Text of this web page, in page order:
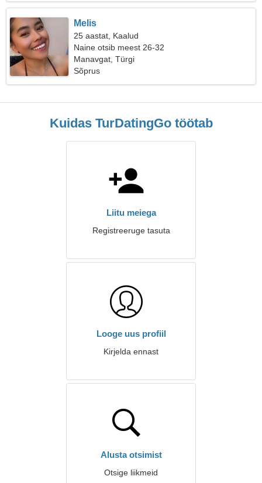
Melis
25 aastat, Kaalud
Naine otsib meest 26-32
Manavgat, Türgi
Sõprus
Kuidas TurDatingGo töötab
Liitu meiega
Registreeruge tasuta
Looge uus profiil
Kirjelda ennast
Alusta otsimist
Otsige liikmeid